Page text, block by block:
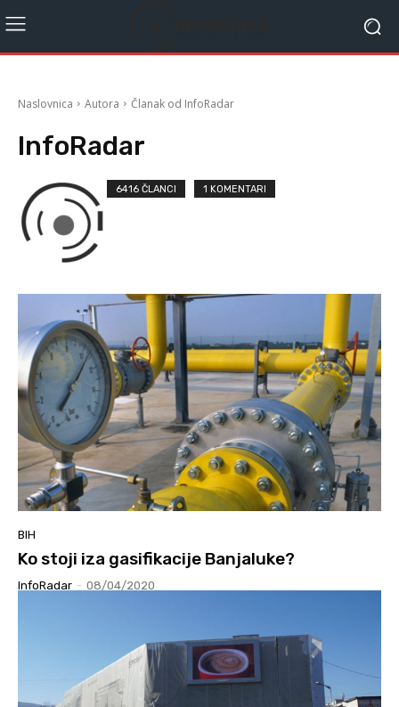
Naslovnica Autora Članak od InfoRadar
InfoRadar
6416 ČLANCI 1 KOMENTARI
BIH
Ko stoji iza gasifikacije Banjaluke?
InfoRadar - 08/04/2020